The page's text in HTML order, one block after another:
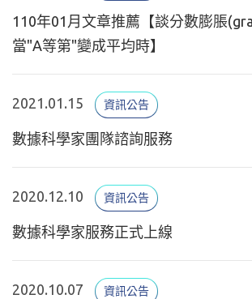
110年01月文章推薦【談分數膨脹
當"A等第"變成平均時】
2021.01.15 資訊公告
數據科學家團隊諮詢服務
2020.12.10 資訊公告
數據科學家服務正式上線
2020.10.07 資訊公告